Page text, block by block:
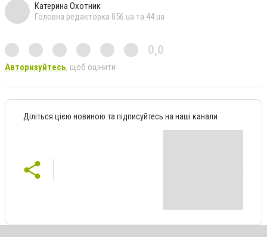
Катерина Охотник
Головна редакторка 056.ua та 44.ua
0,0
Авторизуйтесь, щоб оцінити
Діліться цією новиною та підписуйтесь на наші канали